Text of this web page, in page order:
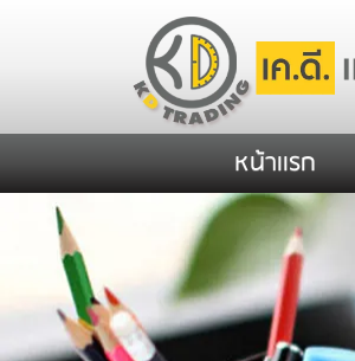
หน้าเเรก